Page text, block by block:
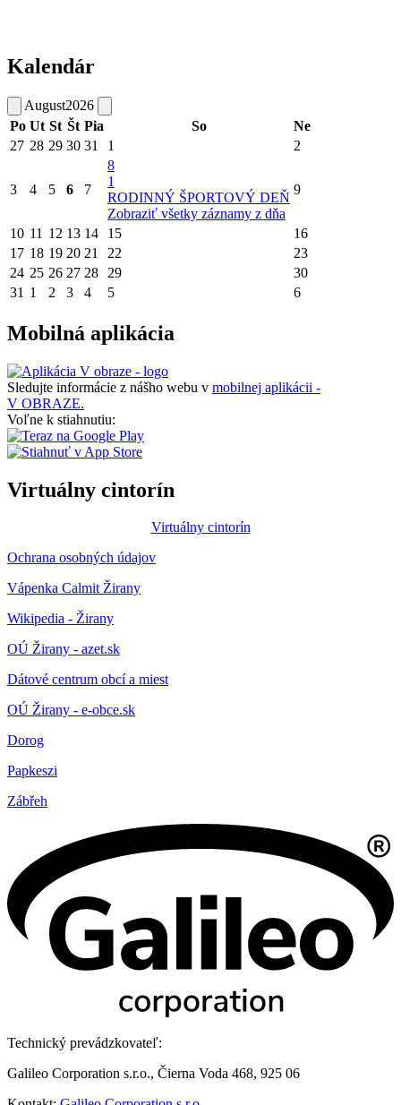
Kalendár
August2026
Po Ut St Št Pia So
Ne
27 28 29 30 31 1 2
3 4 5 6 7
8
1
RODINNÝ ŠPORTOVÝ DEŇ
Zobraziť všetky záznamy z dňa
9
10 11 12 13 14 15
16
17 18 19 20 21 22
23
24 25 26 27 28 29
30
31 1 2 3 4 5 6
Mobilná aplikácia
Sledujte informácie z nášho webu v mobilnej aplikácii -
V OBRAZE.
Voľne k stiahnutiu:
Virtuálny cintorín
Virtuálny cintorín
Ochrana osobných údajov
Vápenka Calmit Žirany
Wikipedia - Žirany
OÚ Žirany - azet.sk
Dátové centrum obcí a miest
OÚ Žirany - e-obce.sk
Dorog
Papkeszi
Zábřeh
Technický prevádzkovateľ:
Galileo Corporation s.r.o., Čierna Voda 468, 925 06